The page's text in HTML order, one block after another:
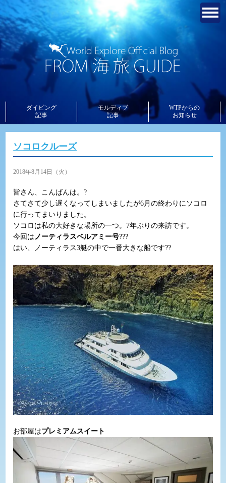
ダイビング
記事
モルディブ
記事
WTPからの
お知らせ
ソコロクルーズ
2018年8月14日（火）
皆さん、こんばんは。?
さてさて少し遅くなってしまいましたが6月の終わりにソコロ
に行ってまいりました。
ソコロは私の大好きな場所の一つ。7年ぶりの来訪です。
今回は ノーティラスベルアミー号???
はい、ノーティラス3艇の中で一番大きな船です??
お部屋はプレミアムスイート